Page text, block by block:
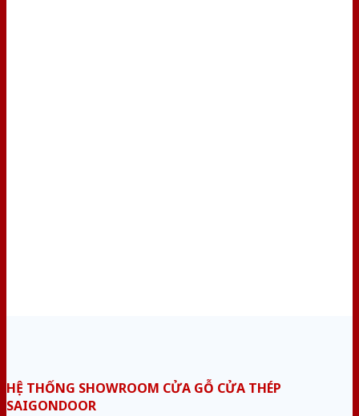
HỆ THỐNG SHOWROOM CỬA GỖ CỬA THÉP
SAIGONDOOR